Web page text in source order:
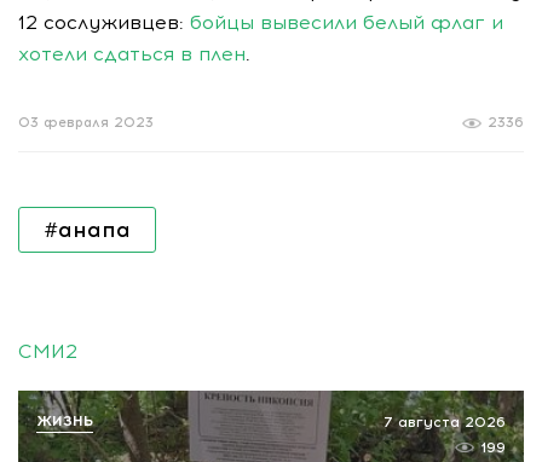
12 сослуживцев: бойцы вывесили белый флаг и
хотели сдаться в плен.
2336
03 февраля 2023
#анапа
СМИ2
7 августа 2026
199
ЖИЗНЬ